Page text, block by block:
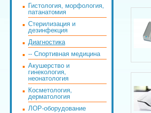
Гистология, морфология,
патанатомия
Стерилизация и
дезинфекция
Диагностика
-- Спортивная медицина
Акушерство и
гинекология,
неонатология
Косметология,
дерматология
ЛОР-оборудование